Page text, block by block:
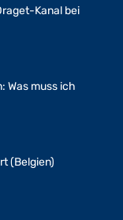
Kanal bei
Was muss ich
(Belgien)